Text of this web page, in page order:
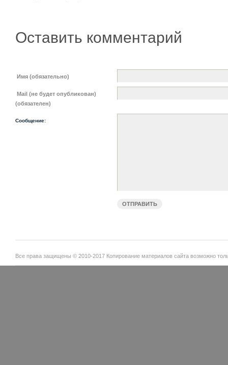
Оставить комментарий
Имя (обязательно)
Mail (не будет опубликован)
(обязателен)
Сообщение:
Все права защищены © 2010-2017 Копирование материалов сайта возможно